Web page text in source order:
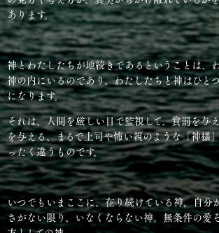
あります。
神とわたしたちが地続きであるということは、
神の内にいるのであり、わたしたちと神はひと
になります。
それは、人間を厳しい目で監視して、賞罰を与
を与える、まるで上司や怖い親のような「神様
ったく違うものです。
いつでもいまここに、在り続けている神。自分
さがない限り、いなくならない神。無条件の愛